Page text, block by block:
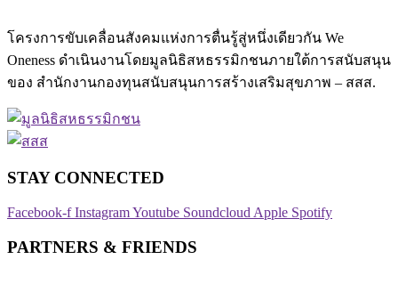
โครงการขับเคลื่อนสังคมแห่งการตื่นรู้สู่หนึ่งเดียวกัน We
Oneness ดำเนินงานโดยมูลนิธิสหธรรมิกชนภายใต้การสนับสนุน
ของ สำนักงานกองทุนสนับสนุนการสร้างเสริมสุขภาพ – สสส.
STAY CONNECTED​
Facebook-f InstagramYoutube Soundcloud Apple Spotify
PARTNERS & FRIENDS